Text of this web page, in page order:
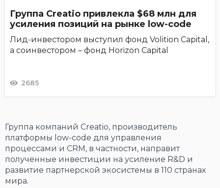
Группа Creatio привлекла $68 млн для
усиления позиций на рынке low-code
Лид-инвестором выступил фонд Volition Capital,
а соинвестором – фонд Horizon Capital
2685
Группа компаний Creatio, производитель
платформы low-code для управления
процессами и CRM, в частности, направит
полученные инвестиции на усиление R&D и
развитие партнерской экосистемы в 110 странах
мира.